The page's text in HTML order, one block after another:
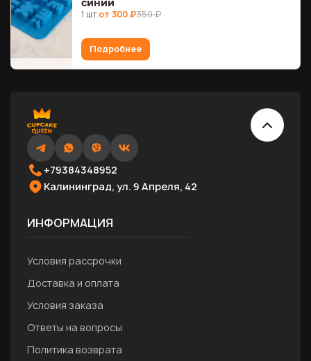
синий
1 шт.от 300 ₽350 ₽
Подробнее
+79384348952
Калининград, ул. 9 Апреля, 42
ИНФОРМАЦИЯ
Условия рассрочки
Доставка и оплата
Условия заказа
Ответы на вопросы
Политика возврата